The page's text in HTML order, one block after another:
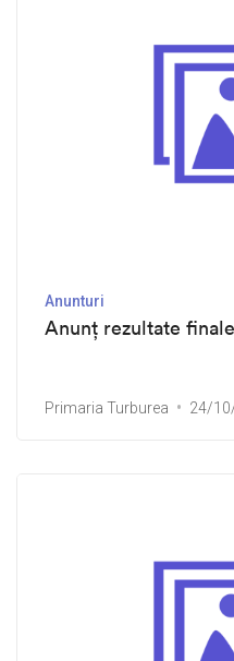
Anunturi
Anunț rezultate
Primaria Turburea 24/